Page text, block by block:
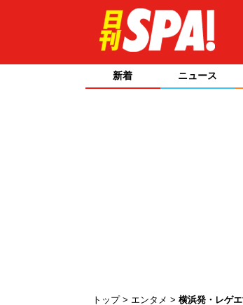
新着 ニュース
トップ エンタメ
横浜発・レゲ